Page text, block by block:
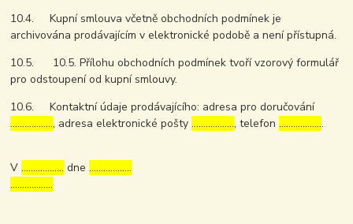
10.4. Kupní smlouva včetně obchodních podmínek je
archivována prodávajícím v elektronické podobě a není přístupná.
10.5. 10.5. Přílohu obchodních podmínek tvoří vzorový formulář
pro odstoupení od kupní smlouvy.
10.6. Kontaktní údaje prodávajícího: adresa pro doručování
………………, adresa elektronické pošty………………, telefon……………….
V……………… dne………………
………………